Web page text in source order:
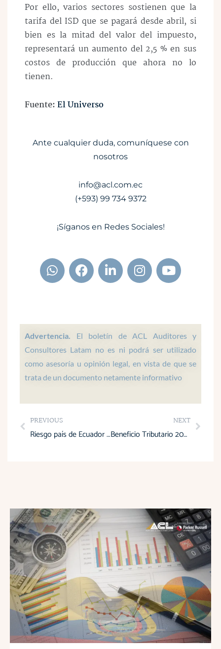
Por ello, varios sectores sostienen que la
tarifa del ISD que se pagará desde abril, si
bien es la mitad del valor del impuesto,
representará un aumento del 2,5 % en sus
costos de producción que ahora no lo
tienen.
Fuente:El Universo
Ante cualquier duda, comuníquese con
nosotros
info@acl.com.ec
(+593) 99 734 9372
¡Síganos en Redes Sociales!
W
h
a
a
p
p
F
a
c
o
o
k
L
i
n
d
i
n
I
n
s
g
r
a
m
Y
o
u
b
e
Advertencia.
El boletín de ACL Auditores y
Consultores Latam no es ni podrá ser utilizado
como asesoría u opinión legal, en vista de que se
trata de un documento netamente informativo
Prev
PREVIOUS
Riesgo país de Ecuador cae 61 puntos: impacto de elecciones y conflicto con Verónica Abad
NEXT
Beneficio Tributario 2024: Un incentivo clave para la estabilidad laboral y el crecimiento empresarial